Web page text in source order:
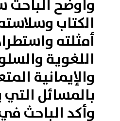
وأوضح
الكتاب
أمثلته
اللغوية
والإيمانية
بالمسائل
وأكد الباحث